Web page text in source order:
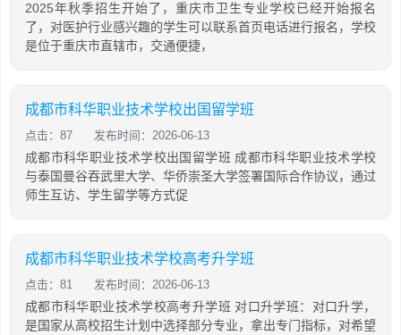
2025年秋季招生开始了，重庆市卫生专业学校已经开始报名
了，对医护行业感兴趣的学生可以联系首页电话进行报名，学校
是位于重庆市直辖市，交通便捷，
成都市科华职业技术学校出国留学班
点击：87 发布时间：2026-06-13
成都市科华职业技术学校出国留学班 成都市科华职业技术学校
与泰国曼谷吞武里大学、华侨崇圣大学签署国际合作协议，通过
师生互访、学生留学等方式促
成都市科华职业技术学校高考升学班
点击：81 发布时间：2026-06-13
成都市科华职业技术学校高考升学班 对口升学班：对口升学，
是国家从高校招生计划中选择部分专业，拿出专门指标，对希望